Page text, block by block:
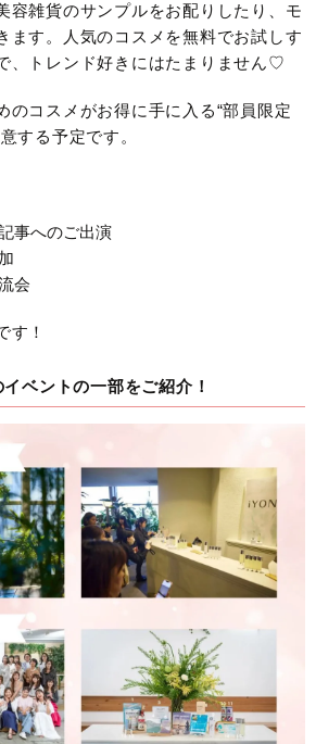
容雑貨のサンプルをお配りしたり、モ
ます。人気のコスメを無料でお試しす
、トレンド好きにはたまりません♡
のコスメがお得に手に入る“部員限定
する予定です。
事へのご出演
会
す！
ベントの一部をご紹介！